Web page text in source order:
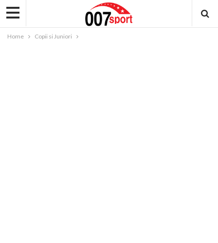
Home Copii si Juniori